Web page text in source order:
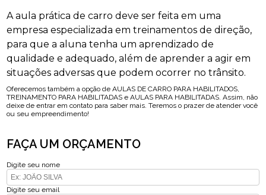
A aula prática de carro deve ser feita em uma
empresa especializada em treinamentos de direção,
para que a aluna tenha um aprendizado de
qualidade e adequado, além de aprender a agir em
situações adversas que podem ocorrer no trânsito.
Oferecemos também a opção de AULAS DE CARRO PARA HABILITADOS,
TREINAMENTO PARA HABILITADAS e AULAS PARA HABILITADAS. Assim, não
deixe de entrar em contato para saber mais. Teremos o prazer de atender você
ou seu empreendimento!
FAÇA UM ORÇAMENTO
Digite seu nome
Digite seu email